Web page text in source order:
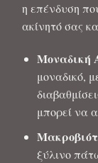
η επένδυση
ακίνητό σας
Μοναδική
μοναδικό,
μπορεί να
ξύλινο